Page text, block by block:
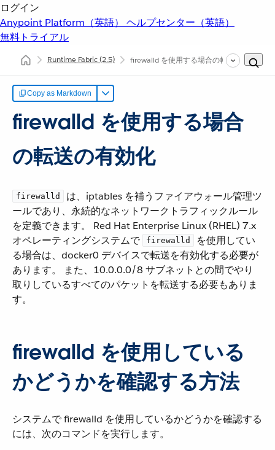
ログイン
Anypoint Platform（英語） ヘルプセンター（英語）
無料トライアル
Runtime Fabric(2.5) firewalld を使用する場合の転送の有効化
Copy as Markdown
firewalld を使用する場合
の転送の有効化
firewalld
​ は、iptables を補うファイアウォール管理ツ
ールであり、永続的なネットワークトラフィックルール
を定義できます。 Red Hat Enterprise Linux (RHEL) 7.x
オペレーティングシステムで ​
firewalld
​ を使用してい
る場合は、docker0 デバイスで転送を有効化する必要が
あります。 また、10.0.0.0/8 サブネットとの間でやり
取りしているすべてのパケットを転送する必要もありま
す。
firewalld を使用している
かどうかを確認する方法
システムで firewalld を使用しているかどうかを確認する
には、次のコマンドを実行します。